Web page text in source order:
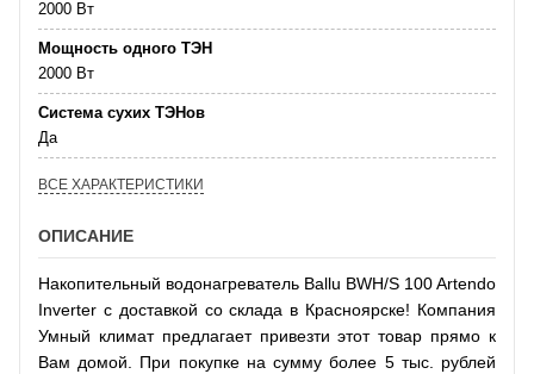
2000 Вт
Мощность одного ТЭН
2000 Вт
Система сухих ТЭНов
Да
ВСЕ ХАРАКТЕРИСТИКИ
ОПИСАНИЕ
Накопительный водонагреватель Ballu BWH/S 100 Artendo
Inverter с доставкой со склада в Красноярске! Компания
Умный климат предлагает привезти этот товар прямо к
Вам домой. При покупке на сумму более 5 тыс. рублей